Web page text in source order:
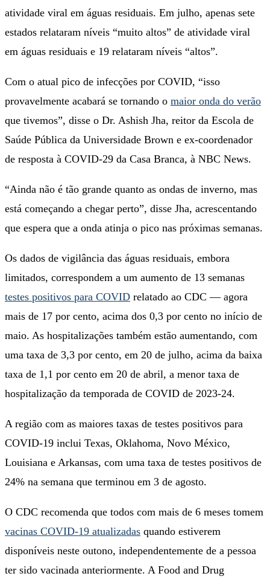
atividade viral em águas residuais. Em julho, apenas sete
estados relataram níveis “muito altos” de atividade viral
em águas residuais e 19 relataram níveis “altos”.
Com o atual pico de infecções por COVID, “isso
provavelmente acabará se tornando o maior onda do verão
que tivemos”, disse o Dr. Ashish Jha, reitor da Escola de
Saúde Pública da Universidade Brown e ex-coordenador
de resposta à COVID-29 da Casa Branca, à NBC News.
“Ainda não é tão grande quanto as ondas de inverno, mas
está começando a chegar perto”, disse Jha, acrescentando
que espera que a onda atinja o pico nas próximas semanas.
Os dados de vigilância das águas residuais, embora
limitados, correspondem a um aumento de 13 semanas
testes positivos para COVID relatado ao CDC — agora
mais de 17 por cento, acima dos 0,3 por cento no início de
maio. As hospitalizações também estão aumentando, com
uma taxa de 3,3 por cento, em 20 de julho, acima da baixa
taxa de 1,1 por cento em 20 de abril, a menor taxa de
hospitalização da temporada de COVID de 2023-24.
A região com as maiores taxas de testes positivos para
COVID-19 inclui Texas, Oklahoma, Novo México,
Louisiana e Arkansas, com uma taxa de testes positivos de
24% na semana que terminou em 3 de agosto.
O CDC recomenda que todos com mais de 6 meses tomem
vacinas COVID-19 atualizadas quando estiverem
disponíveis neste outono, independentemente de a pessoa
ter sido vacinada anteriormente. A Food and Drug